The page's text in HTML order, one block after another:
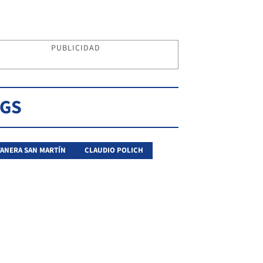
PUBLICIDAD
SAN MARTÍN CLAUDIO POLICH